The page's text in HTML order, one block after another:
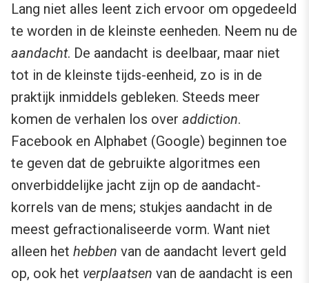
Lang niet alles leent zich ervoor om opgedeeld
te worden in de kleinste eenheden. Neem nu de
aandacht. De aandacht is deelbaar, maar niet
tot in de kleinste tijds-eenheid, zo is in de
praktijk inmiddels gebleken. Steeds meer
komen de verhalen los over addiction.
Facebook en Alphabet (Google) beginnen toe
te geven dat de gebruikte algoritmes een
onverbiddelijke jacht zijn op de aandacht-
korrels van de mens; stukjes aandacht in de
meest gefractionaliseerde vorm. Want niet
alleen het hebben van de aandacht levert geld
op, ook het verplaatsen van de aandacht is een